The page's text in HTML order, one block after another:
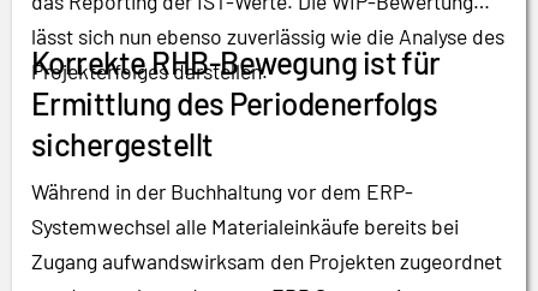
lässt sich nun ebenso zuverlässig wie die Analyse des
Projekterfolges darstellen.
Korrekte RHB-Bewegung ist für
Ermittlung des Periodenerfolgs
sichergestellt
Während in der Buchhaltung vor dem ERP-
Systemwechsel alle Materialeinkäufe bereits bei
Zugang aufwandswirksam den Projekten zugeordnet